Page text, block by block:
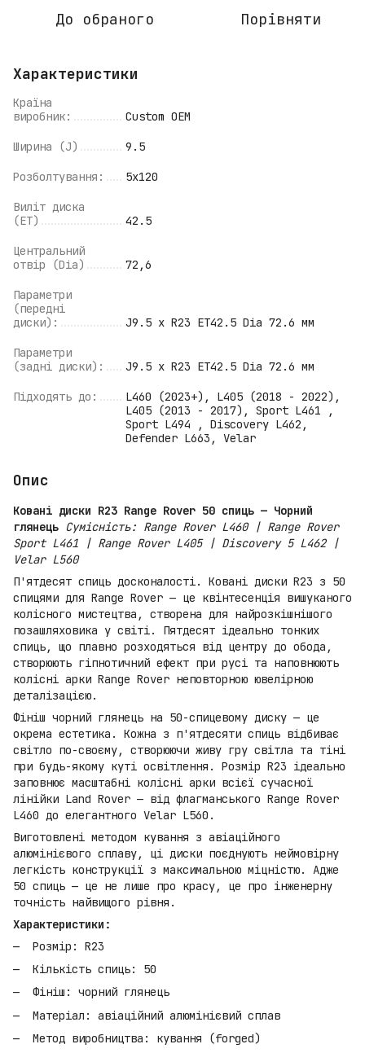
До обраного Порівняти
Характеристики
Країна
виробник:
Custom OEM
Ширина (J) 9.5
Розболтування: 5x120
Виліт диска
(ET)
42.5
Центральний
отвір (Dia)
72,6
Параметри
(передні
диски):
J9.5 x R23 ET42.5 Dia 72.6 мм
Параметри
(задні диски):
J9.5 x R23 ET42.5 Dia 72.6 мм
Підходять до:
L460 (2023+), L405 (2018 - 2022),
L405 (2013 - 2017), Sport L461 ,
Sport L494 , Discovery L462,
Defender L663, Velar
Опис
Ковані диски R23 Range Rover 50 спиць — Чорний
глянець Сумісність: Range Rover L460 | Range Rover
Sport L461 | Range Rover L405 | Discovery 5 L462 |
Velar L560
П'ятдесят спиць досконалості. Ковані диски R23 з 50
спицями для Range Rover — це квінтесенція вишуканого
колісного мистецтва, створена для найрозкішнішого
позашляховика у світі. Пятдесят ідеально тонких
спиць, що плавно розходяться від центру до обода,
створюють гіпнотичний ефект при русі та наповнюють
колісні арки Range Rover неповторною ювелірною
деталізацією.
Фініш чорний глянець на 50-спицевому диску — це
окрема естетика. Кожна з п'ятдесяти спиць відбиває
світло по-своєму, створюючи живу гру світла та тіні
при будь-якому куті освітлення. Розмір R23 ідеально
заповнює масштабні колісні арки всієї сучасної
лінійки Land Rover — від флагманського Range Rover
L460 до елегантного Velar L560.
Виготовлені методом кування з авіаційного
алюмінієвого сплаву, ці диски поєднують неймовірну
легкість конструкції з максимальною міцністю. Адже
50 спиць — це не лише про красу, це про інженерну
точність найвищого рівня.
Характеристики:
Розмір: R23
Кількість спиць: 50
Фініш: чорний глянець
Матеріал: авіаційний алюмінієвий сплав
Метод виробництва: кування (forged)